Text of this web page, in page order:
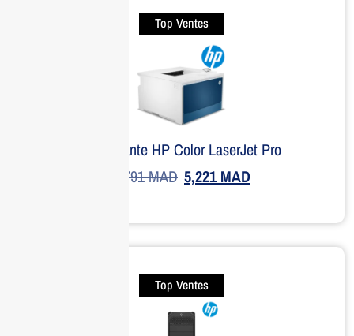
Top Ventes
Imprimante HP Color LaserJet Pro
6,791MAD 5,221MAD
Top Ventes